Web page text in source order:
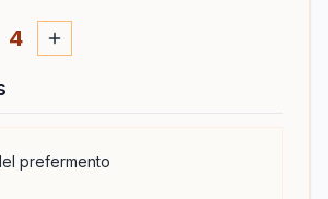
4
prefermento